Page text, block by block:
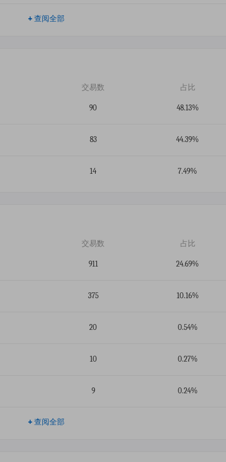
+ 查阅全部
交易数 占比
90 48.13%
83 44.39%
14 7.49%
交易数 占比
911 24.69%
375 10.16%
20 0.54%
10 0.27%
9 0.24%
+ 查阅全部